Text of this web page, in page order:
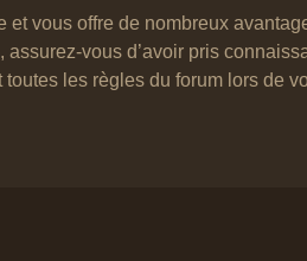
vous offre de nombreux
vous d’avoir pris
les règles du forum lors de